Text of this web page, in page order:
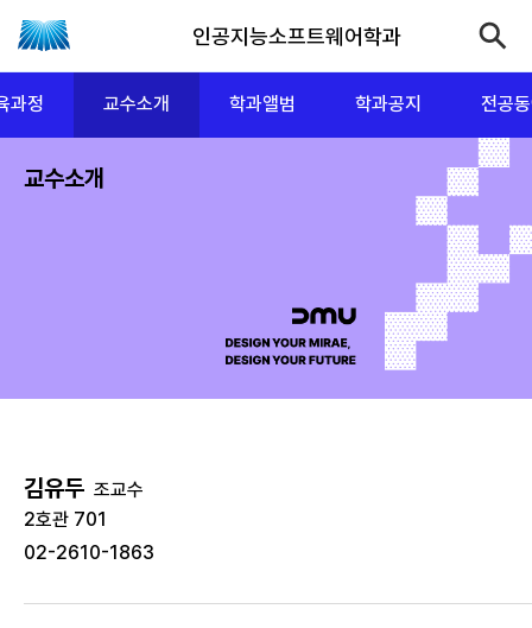
인공지능소프트웨어학과
과정 교수소개 학과앨범 학과공지 전공
교수소개
김유두 조교수
2호관 701
02-2610-1863